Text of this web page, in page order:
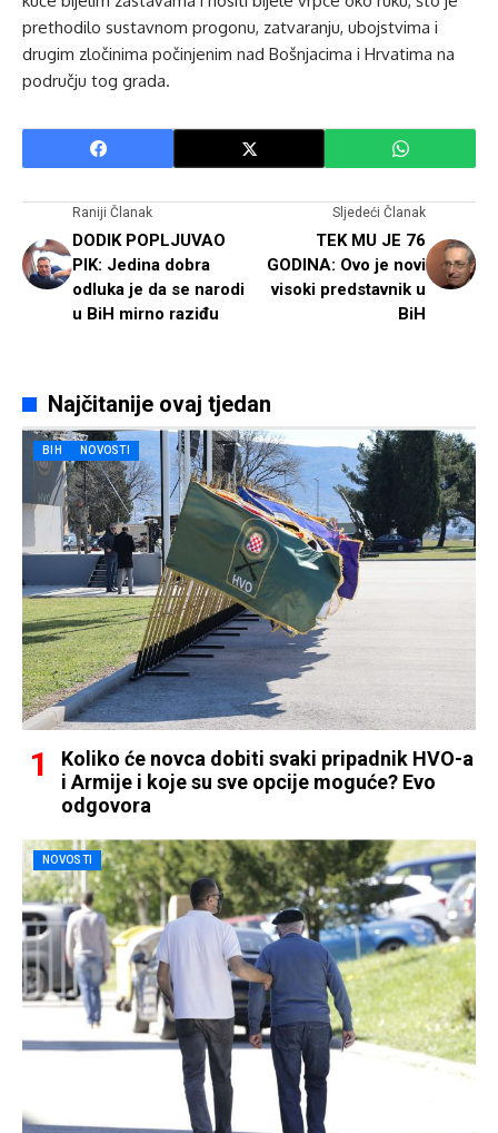
prethodilo sustavnom progonu, zatvaranju, ubojstvima i
drugim zločinima počinjenim nad Bošnjacima i Hrvatima na
području tog grada.
Raniji Članak
DODIK POPLJUVAO
PIK: Jedina dobra
odluka je da se narodi
u BiH mirno raziđu
Sljedeći Članak
TEK MU JE 76
GODINA: Ovo je novi
visoki predstavnik u
BiH
Najčitanije ovaj tjedan
BIH NOVOSTI
Koliko će novca dobiti svaki pripadnik HVO-a
i Armije i koje su sve opcije moguće? Evo
odgovora
NOVOSTI